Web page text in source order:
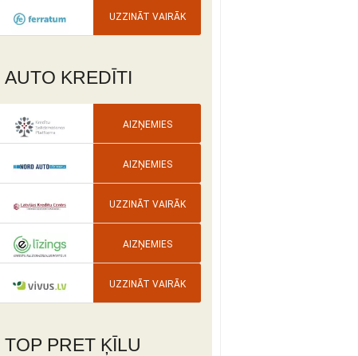
UZZINĀT VAIRĀK
AUTO KREDĪTI
AIZŅEMIES
AIZŅEMIES
UZZINĀT VAIRĀK
AIZŅEMIES
UZZINĀT VAIRĀK
TOP PRET ĶĪLU